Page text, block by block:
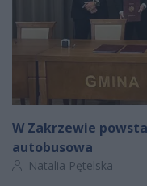
W Zakrzewie
autobusowa
Autor artykułu:
Natalia Pętelska